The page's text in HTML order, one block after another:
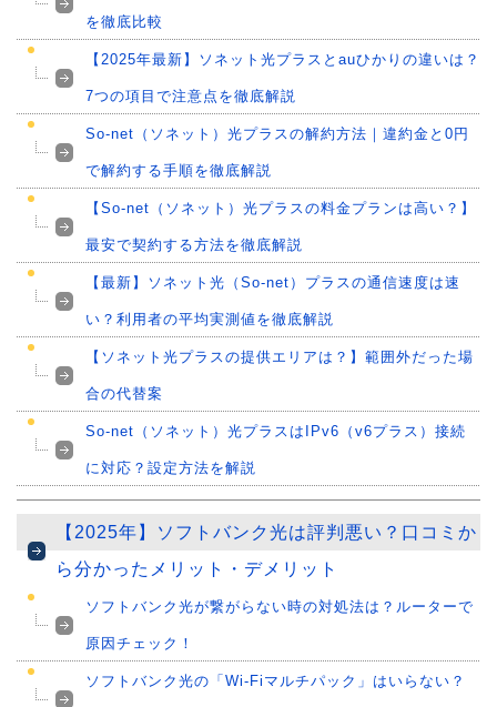
を徹底比較
【2025年最新】ソネット光プラスとauひかりの違いは？
7つの項目で注意点を徹底解説
So-net（ソネット）光プラスの解約方法｜違約金と0円
で解約する手順を徹底解説
【So-net（ソネット）光プラスの料金プランは高い？】
最安で契約する方法を徹底解説
【最新】ソネット光（So-net）プラスの通信速度は速
い？利用者の平均実測値を徹底解説
【ソネット光プラスの提供エリアは？】範囲外だった場
合の代替案
So-net（ソネット）光プラスはIPv6（v6プラス）接続
に対応？設定方法を解説
【2025年】ソフトバンク光は評判悪い？口コミか
ら分かったメリット・デメリット
ソフトバンク光が繋がらない時の対処法は？ルーターで
原因チェック！
ソフトバンク光の「Wi-Fiマルチパック」はいらない？